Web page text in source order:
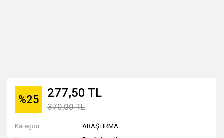
%25 277,50 TL
370,00 TL
Kategori
ARAŞTIRMA